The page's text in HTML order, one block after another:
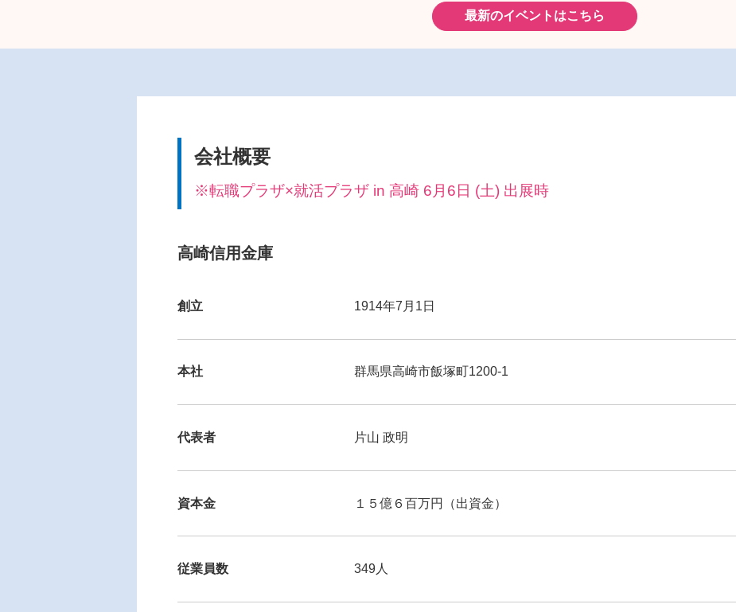
最新のイベントはこちら
会社概要
※転職プラザ×就活プラザ in 高崎 6月6日 (土) 出展時
高崎信用金庫
創立 1914年7月1日
本社 群馬県高崎市飯塚町1200-1
代表者 片山 政明
資本金 １５億６百万円（出資金）
従業員数 349人